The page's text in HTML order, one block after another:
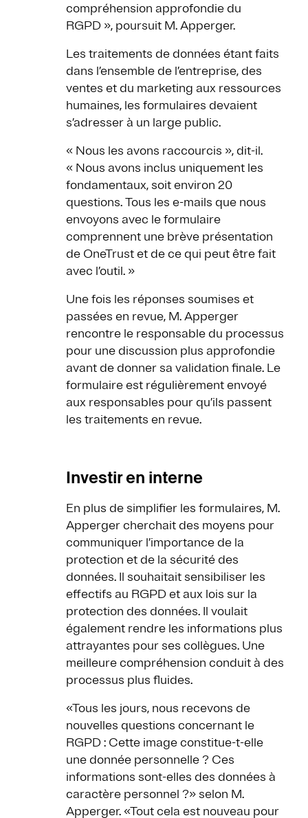
compréhension approfondie du
RGPD », poursuit M. Apperger.
Les traitements de données étant faits
dans l’ensemble de l’entreprise, des
ventes et du marketing aux ressources
humaines, les formulaires devaient
s’adresser à un large public.
« Nous les avons raccourcis », dit-il.
« Nous avons inclus uniquement les
fondamentaux, soit environ 20
questions. Tous les e-mails que nous
envoyons avec le formulaire
comprennent une brève présentation
de OneTrust et de ce qui peut être fait
avec l’outil. »
Une fois les réponses soumises et
passées en revue, M. Apperger
rencontre le responsable du processus
pour une discussion plus approfondie
avant de donner sa validation finale. Le
formulaire est régulièrement envoyé
aux responsables pour qu’ils passent
les traitements en revue.
Investir en interne
En plus de simplifier les formulaires, M.
Apperger cherchait des moyens pour
communiquer l’importance de la
protection et de la sécurité des
données. Il souhaitait sensibiliser les
effectifs au RGPD et aux lois sur la
protection des données. Il voulait
également rendre les informations plus
attrayantes pour ses collègues. Une
meilleure compréhension conduit à des
processus plus fluides.
«Tous les jours, nous recevons de
nouvelles questions concernant le
RGPD : Cette image constitue-t-elle
une donnée personnelle ? Ces
informations sont-elles des données à
caractère personnel ?» selon M.
Apperger. «Tout cela est nouveau pour